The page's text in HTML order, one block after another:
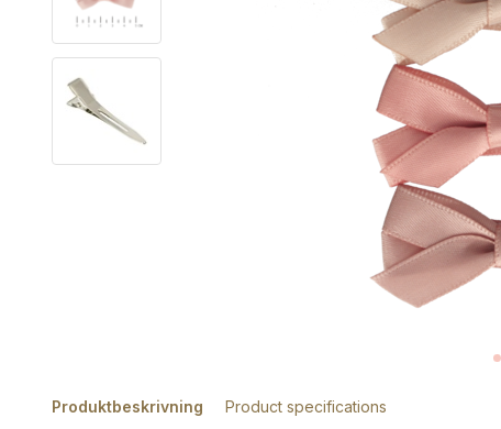
Produktbeskrivning Product specifications